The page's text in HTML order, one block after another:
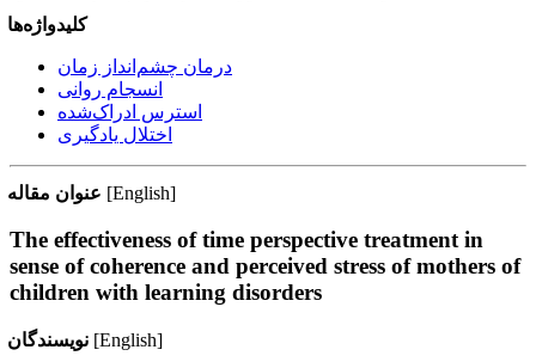
کلیدواژه‌ها
درمان چشم‌انداز زمان
انسجام روانی
استرس ادراک‌شده
اختلال یادگیری
عنوان مقاله [English]
The effectiveness of time perspective treatment in
sense of coherence and perceived stress of mothers of
children with learning disorders
نویسندگان [English]